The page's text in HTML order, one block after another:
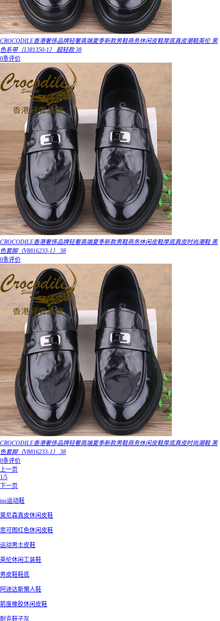
CROCODILE香港奢侈品牌轻奢高端夏季新款男鞋商务休闲皮鞋厚底真皮潮鞋英伦 黑
色系带（1381350-1） 超轻款 38
0条评价
CROCODILE香港奢侈品牌轻奢高端夏季新款男鞋商务休闲皮鞋厚底真皮时尚潮鞋 黑
色套脚（V8816233-1） 38
0条评价
CROCODILE香港奢侈品牌轻奢高端夏季新款男鞋商务休闲皮鞋厚底真皮时尚潮鞋 黑
色套脚（V8816233-1） 38
0条评价
上一页
1/5
下一页
ins运动鞋
莫尼森真皮休闲皮鞋
思可图红色休闲皮鞋
运动男士皮鞋
英伦休闲工装鞋
男皮鞋鞋底
阿迪达斯懒人鞋
箭度橡胶休闲皮鞋
耐克鞋子灰